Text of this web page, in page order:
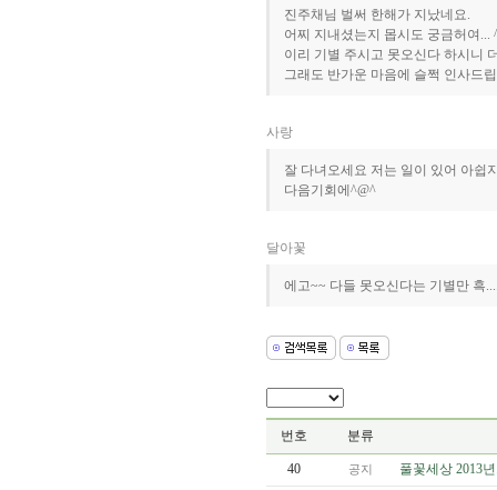
진주채님 벌써 한해가 지났네요.
어찌 지내셨는지 몹시도 궁금허여...
이리 기별 주시고 못오신다 하시니
그래도 반가운 마음에 슬쩍 인사드
사랑
잘 다녀오세요 저는 일이 있어 아쉽
다음기회에^@^
달아꽃
에고~~ 다들 못오신다는 기별만 흑
번호 분류
40 공지 풀꽃세상 2013